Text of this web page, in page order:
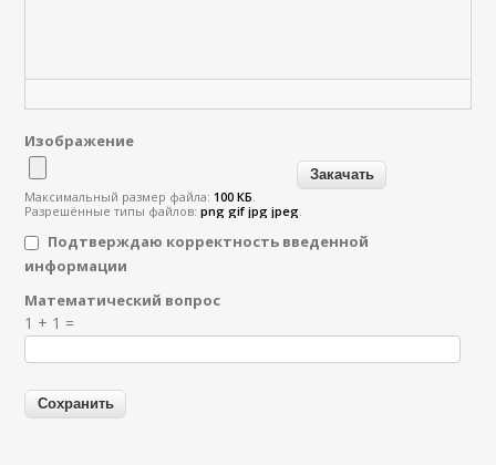
Изображение
Максимальный размер файла:100 КБ.
Разрешённые типы файлов:png gif jpg jpeg.
Подтверждаю корректность введенной
информации
Я спамер
Математический вопрос
1 + 1 =